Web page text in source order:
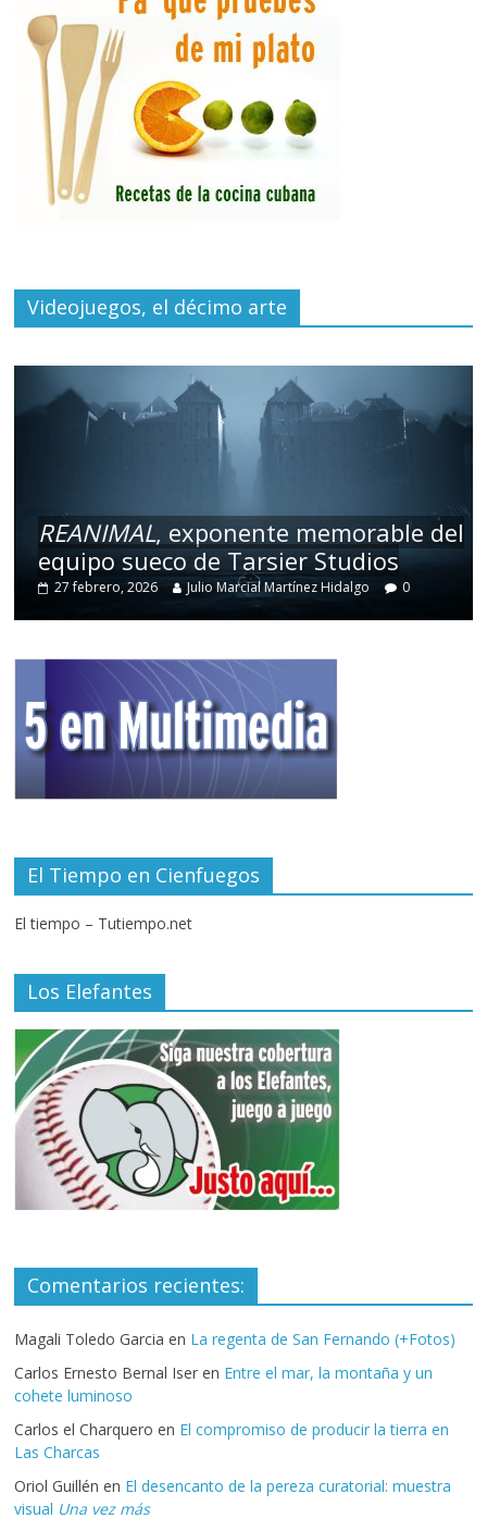
Videojuegos, el décimo arte
REANIMAL, exponente memorable del
equipo sueco de Tarsier Studios
27 febrero, 2026 Julio Marcial Martínez Hidalgo 0
El Tiempo en Cienfuegos
El tiempo – Tutiempo.net
Los Elefantes
Comentarios recientes:
Magali Toledo Garcia en La regenta de San Fernando (+Fotos)
Carlos Ernesto Bernal Iser en Entre el mar, la montaña y un
cohete luminoso
Carlos el Charquero en El compromiso de producir la tierra en
Las Charcas
Oriol Guillén en El desencanto de la pereza curatorial: muestra
visual Una vez más